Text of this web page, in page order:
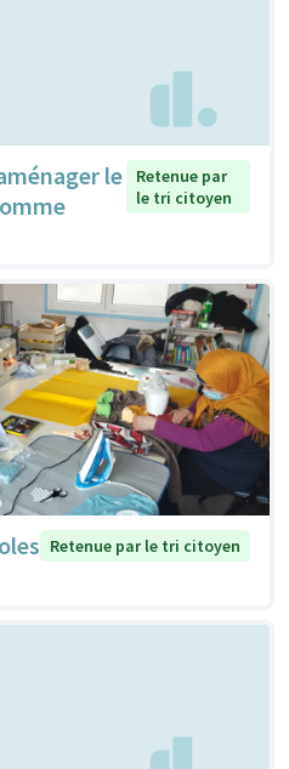
le
Retenue par
le tri citoyen
Retenue par le tri citoyen